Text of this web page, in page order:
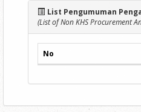
List Pengumuman
(List of Non KHS Procurement
No